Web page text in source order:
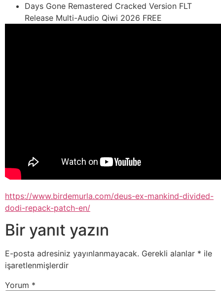
Days Gone Remastered Cracked Version FLT
Release Multi-Audio Qiwi 2026 FREE
https://www.birdemurla.com/deus-ex-mankind-divided-
dodi-repack-patch-en/
Bir yanıt yazın
E-posta adresiniz yayınlanmayacak. Gerekli alanlar * ile
işaretlenmişlerdir
Yorum *